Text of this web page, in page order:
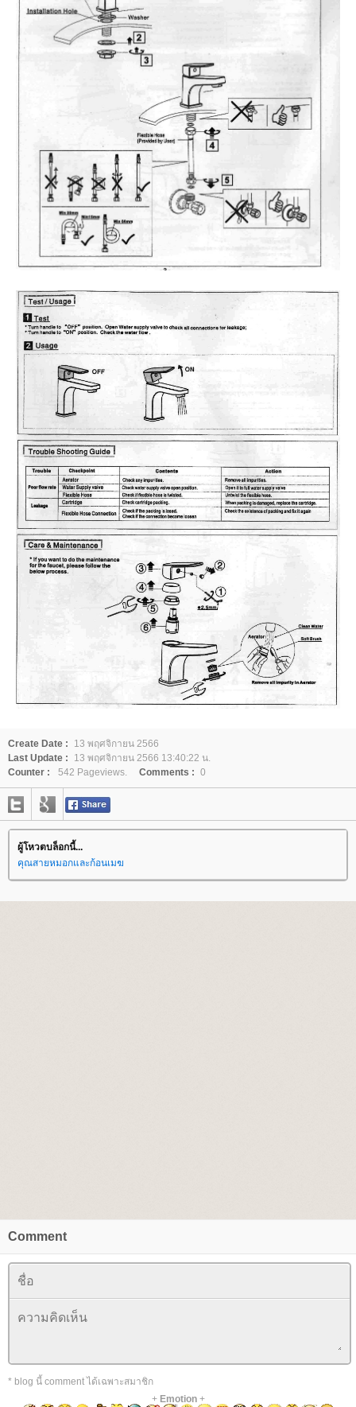
Create Date :
13 พฤศจิกายน 2566
Last Update :
13 พฤศจิกายน 2566 13:40:22 น.
Counter :
542 Pageviews. Comments : 0
ผู้โหวตบล็อกนี้...
คุณสายหมอกและก้อนเมฆ
Comment
* blog นี้ comment ได้เฉพาะสมาชิก
+ Emotion+